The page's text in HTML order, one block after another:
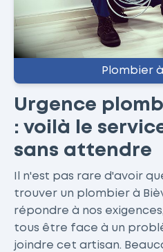
Plombier
Urgence
: voilà le
sans attendre
Il n'est pas rare d'avoir
trouver un plombier à
répondre à nos
tous être face à un
joindre cet artisan.